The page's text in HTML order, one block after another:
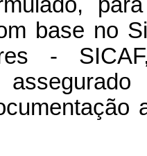
base no
-